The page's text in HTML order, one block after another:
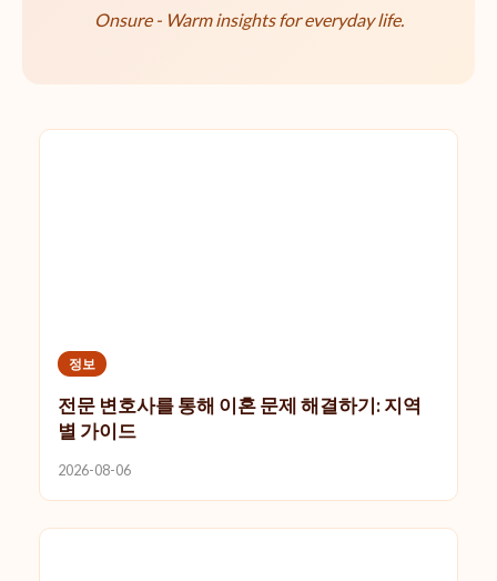
Onsure - Warm insights for everyday life.
정보
전문 변호사를 통해 이혼 문제 해결하기: 지역
별 가이드
2026-08-06